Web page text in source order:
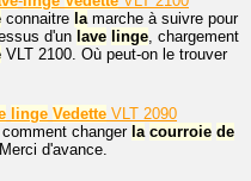
connaitre lamarche à suivre pour
d'un lave linge, chargement
VLT 2100. Où peut-on le trouver
linge Vedette VLT 2090
changer la courroie de
d'avance.